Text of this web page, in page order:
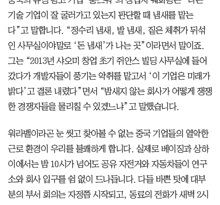
기술 기업이 잘 굴러가고 있는지 판단할 때 냄새를 맡는
다”고 말합니다. “정수리 냄새, 발 냄새, 짙은 체취가 뒤섞
인 사무실이야말로 ‘돈 냄새’가 나는 곳”이라면서 말이죠.
그는 “2013년 샤오미 창업 초기 쥐안스 빌딩 사무실에 들어
갔다가 개발자들이 풍기는 악취를 맡고서 ‘이 기업은 미래가
밝다’고 결론 내렸다”면서 “밤새지 않는 회사가 어떻게 쟁쟁
한 경쟁자들을 물리칠 수 있겠느냐”고 말했습니다.
워라밸이라곤 눈 씻고 찾아볼 수 없는 중국 기업들의 열악한
근로 환경이 우리를 불쾌하게 합니다. 실제로 베이징과 상하
이에서는 밤 10시가 넘어도 공유 자전거와 자동차들이 연구
소와 회사 입구를 쉼 없이 드나듭니다. 다들 바쁜 탓에 대부
분의 부서 회의는 자정쯤 시작되고, 동료의 전화가 새벽 2시